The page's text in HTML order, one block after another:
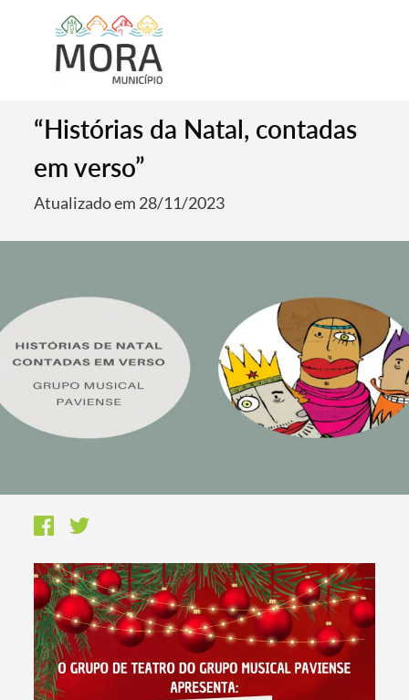
“Histórias da Natal, contadas
em verso”
Atualizado em 28/11/2023